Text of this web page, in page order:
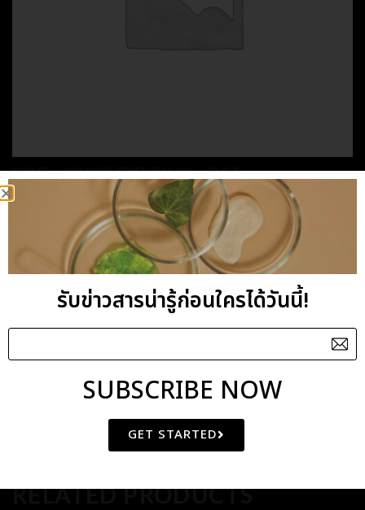
HOME / 100 PURE ESSENTIAL OIL / D-E-F
EUCALYPTUS
ESSENTIAL OIL
RELATED PRODUCTS
รับข่าวสารน่ารู้ก่อนใครได้วันนี้!
SUBSCRIBE NOW
GET STARTED